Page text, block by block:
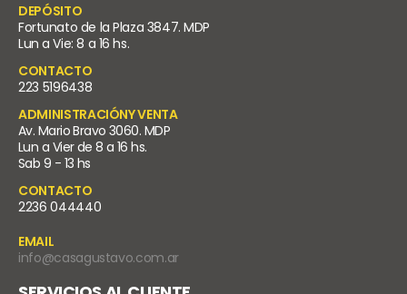
DEPÓSITO
Fortunato de la Plaza 3847. MDP
Lun a Vie: 8 a 16 hs.
CONTACTO
223 5196438
ADMINISTRACIÓNY VENTA
Av. Mario Bravo 3060. MDP
Lun a Vier de 8 a 16 hs.
Sab 9 - 13 hs
CONTACTO
2236 044440
EMAIL
info@casagustavo.com.ar